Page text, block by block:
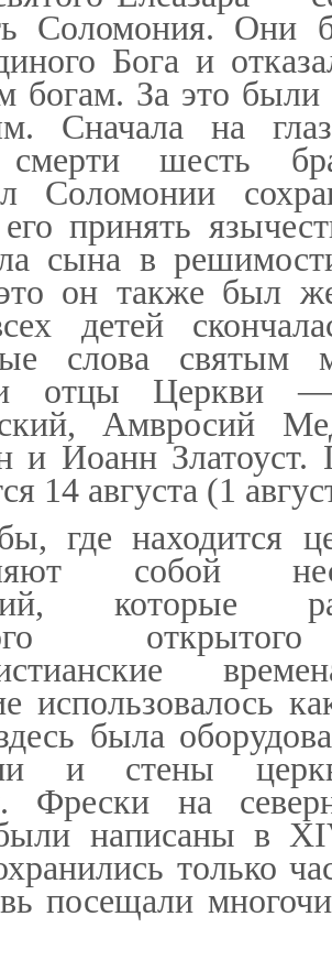
Соломония. Они
Бога и
богам. За это
Сначала на
смерти шесть
Соломонии
принять
сына в
он также был
детей
слова святым
отцы Церкви —
Амвросий
и Иоанн Златоуст.
14 августа (1
где находится
собой
которые
использовалось
была
и стены
Фрески на
написаны в
только
посещали